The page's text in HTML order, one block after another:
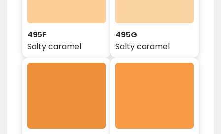
495F
Salty caramel
495G
Salty caramel